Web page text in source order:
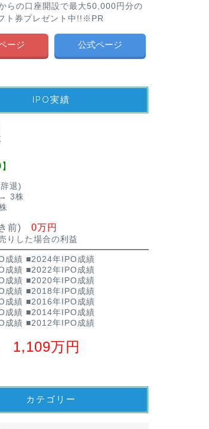
らの口座開設で最大50,000円分の
ト券プレゼント中!!※PR
ージ 公式ページ
IPO実績
退)
3株
前) 0万円
りした場合の利益
成績 ■2024年IPO成績
成績 ■2022年IPO成績
成績 ■2020年IPO成績
成績 ■2018年IPO成績
成績 ■2016年IPO成績
成績 ■2014年IPO成績
成績 ■2012年IPO成績
1,109万円
カテゴリー